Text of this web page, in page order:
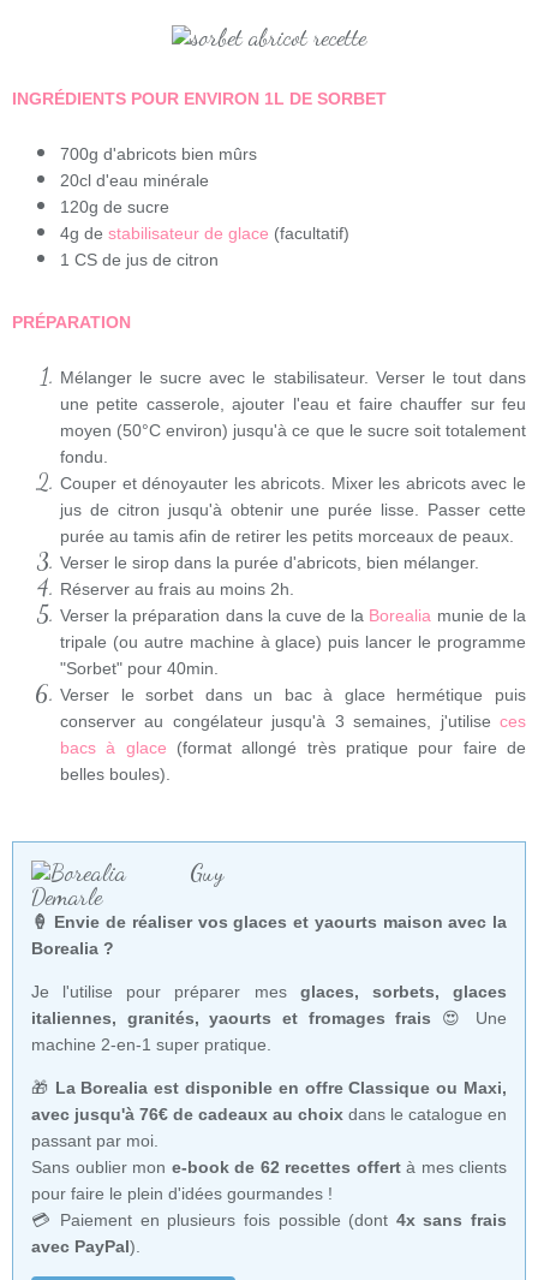
INGRÉDIENTS POUR ENVIRON 1L DE SORBET
700g d'abricots bien mûrs
20cl d'eau minérale
120g de sucre
4g de stabilisateur de glace (facultatif)
1 CS de jus de citron
PRÉPARATION
Mélanger le sucre avec le stabilisateur. Verser le tout dans
une petite casserole, ajouter l'eau et faire chauffer sur feu
moyen (50°C environ) jusqu'à ce que le sucre soit totalement
fondu.
Couper et dénoyauter les abricots. Mixer les abricots avec le
jus de citron jusqu'à obtenir une purée lisse. Passer cette
purée au tamis afin de retirer les petits morceaux de peaux.
Verser le sirop dans la purée d'abricots, bien mélanger.
Réserver au frais au moins 2h.
Verser la préparation dans la cuve de la Borealia munie de la
tripale (ou autre machine à glace) puis lancer le programme
"Sorbet" pour 40min.
Verser le sorbet dans un bac à glace hermétique puis
conserver au congélateur jusqu'à 3 semaines, j'utilise ces
bacs à glace (format allongé très pratique pour faire de
belles boules).
🍦 Envie de réaliser vos glaces et yaourts maison avec la
Borealia ?
Je l'utilise pour préparer mes glaces, sorbets, glaces
italiennes, granités, yaourts et fromages frais 😍 Une
machine 2-en-1 super pratique.
🎁 La Borealia est disponible en offre Classique ou Maxi,
avec jusqu'à 76€ de cadeaux au choix dans le catalogue en
passant par moi.
Sans oublier mon e-book de 62 recettes offertà mes clients
pour faire le plein d'idées gourmandes !
💳 Paiement en plusieurs fois possible (dont 4x sans frais
avec PayPal).